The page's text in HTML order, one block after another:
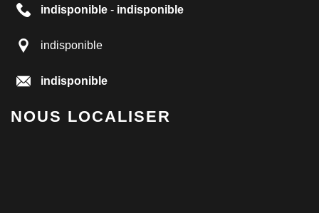
indisponible - indisponible
indisponible
indisponible
NOUS LOCALISER